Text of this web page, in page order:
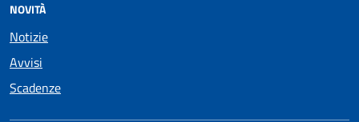
NOVITÀ
Notizie
Avvisi
Scadenze